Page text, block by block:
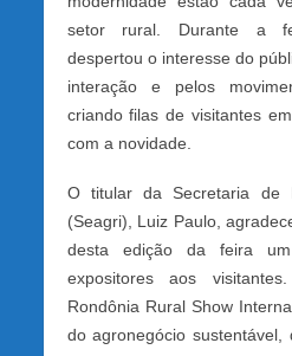
setor rural. Durante a
despertou o interesse do
interação e pelos
criando filas de visitantes
com a novidade.
O titular da Secretaria de
(Seagri), Luiz Paulo,
desta edição da feira
expositores aos
Rondônia Rural Show
do agronegócio sustentável,